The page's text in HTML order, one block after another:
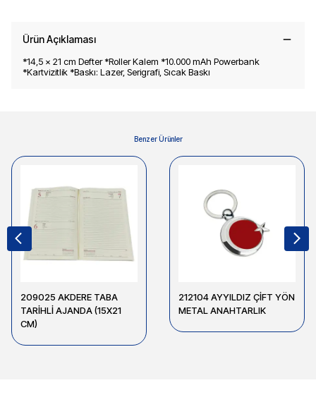
Ürün Açıklaması
*14,5 x 21 cm Defter *Roller Kalem *10.000 mAh Powerbank
*Kartvizitlik *Baskı: Lazer, Serigrafi, Sıcak Baskı
Benzer Ürünler
209025 AKDERE TABA
TARİHLİ AJANDA (15X21
CM)
212104 AYYILDIZ ÇİFT YÖN
METAL ANAHTARLIK